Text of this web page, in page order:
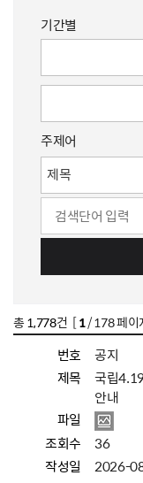
기간별
주제어
총 1,778건 [1/ 178 페이
번호
공지
제목
국립
안내
파일
조회수
36
작성일
2026-